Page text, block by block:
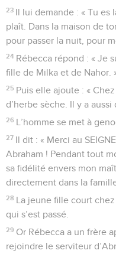
23 Il lui demande : « Tu es
plaît. Dans la maison de
pour passer la nuit, pour
24 Rébecca répond : « Je
fille de Milka et de Nahor.
25 Puis elle ajoute : «
d’herbe sèche. Il y a
26 L’homme se met à
27 Il dit : « Merci au
Abraham ! Pendant tout
sa fidélité envers mon
directement dans la
28 La jeune fille court
qui s’est passé.
29 Or Rébecca a un frère
rejoindre le serviteur